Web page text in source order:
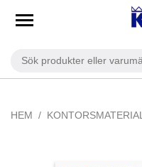
HEM KONTORSMATERIAL